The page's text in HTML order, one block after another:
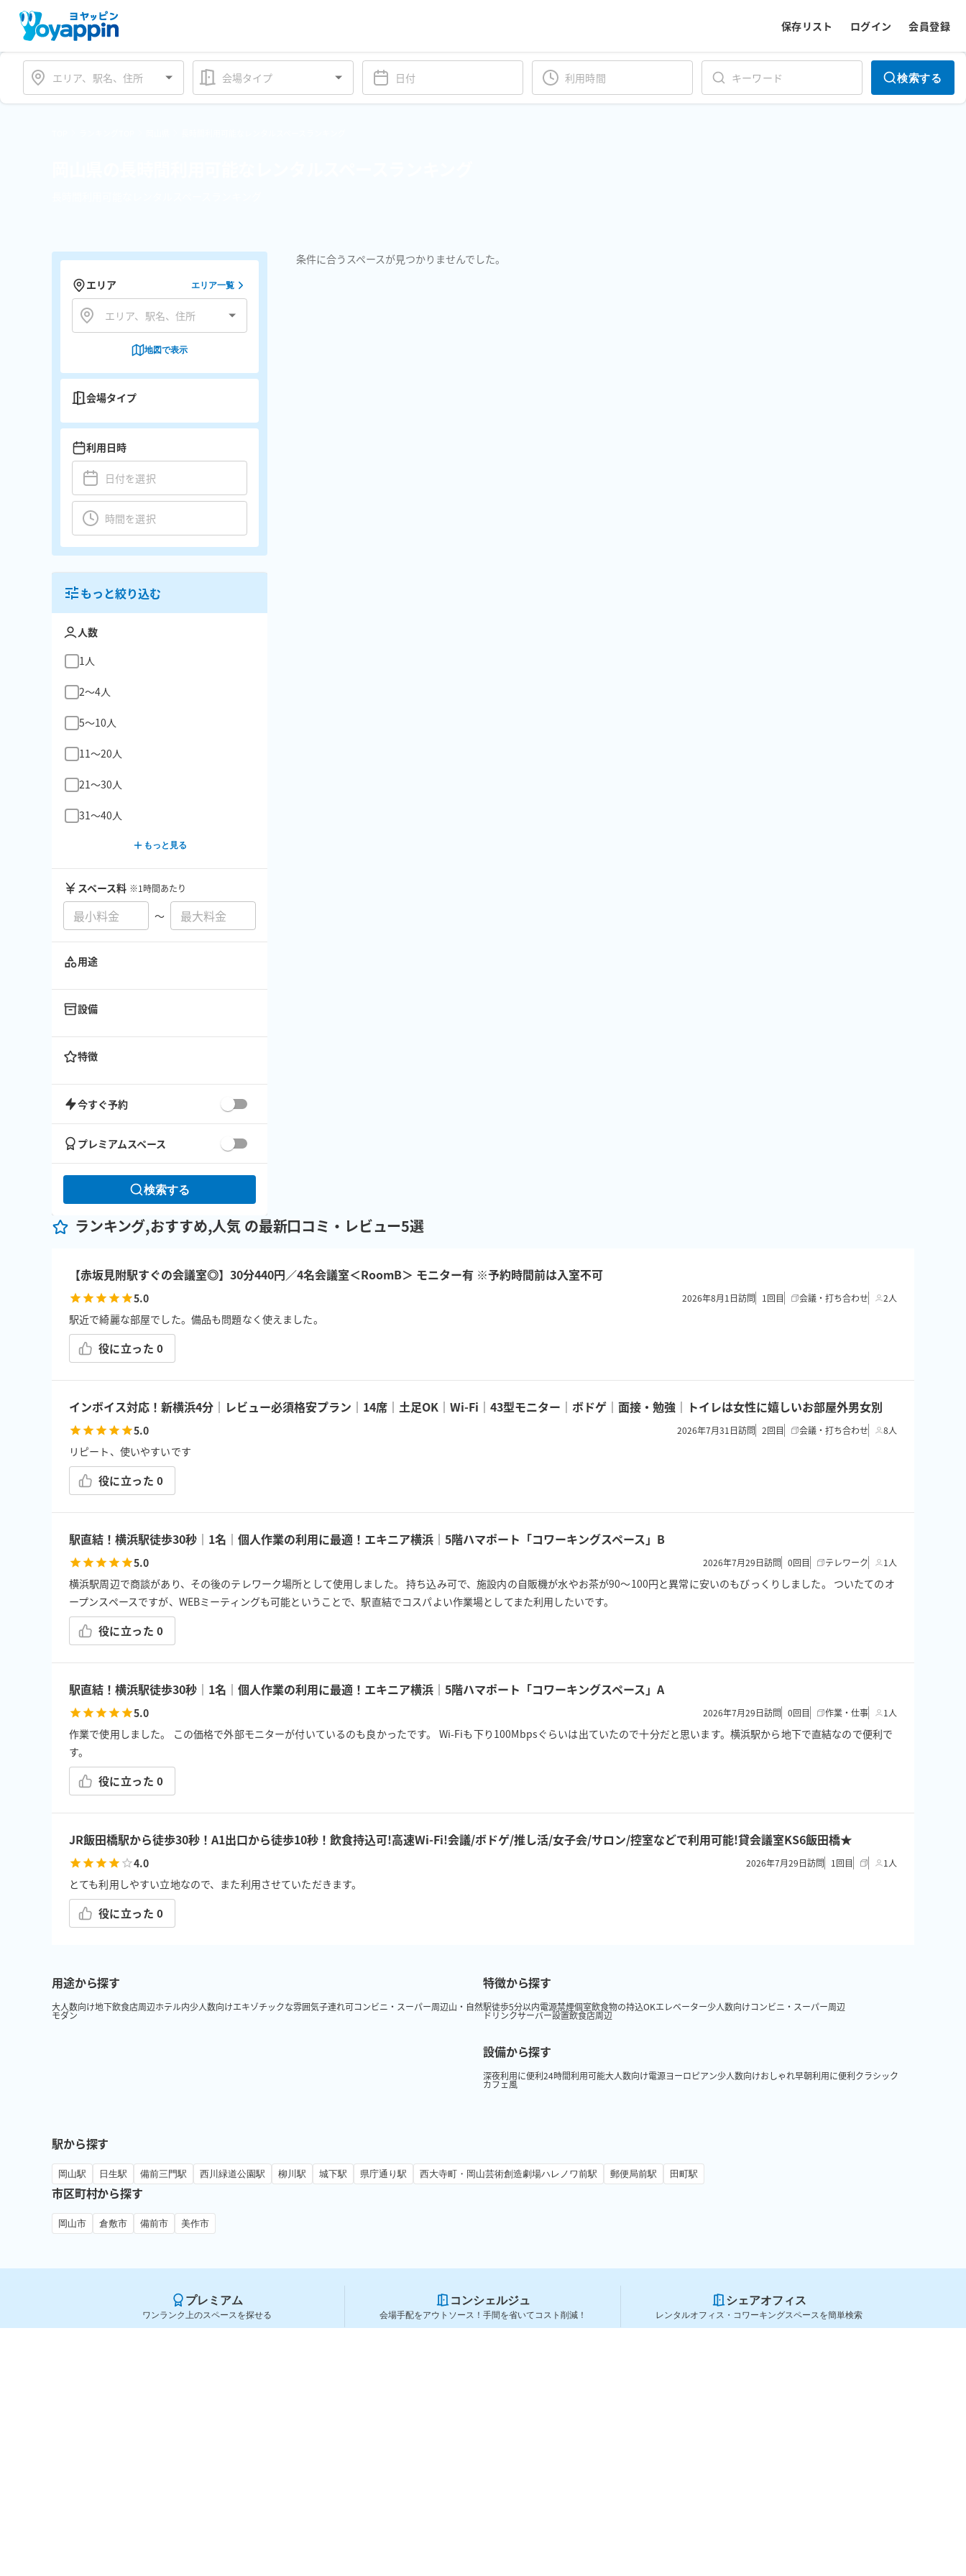
保存リスト ログイン 会員登録
会場タイプ 検索する
条件に合うスペースが見つかりませんでした。
エリア
エリア一覧
地図で表示
会場タイプ
利用日時
もっと絞り込む
人数
1人
2〜4人
5〜10人
11〜20人
21〜30人
31〜40人
もっと見る
スペース料 ※1時間あたり
〜
用途
設備
特徴
今すぐ予約
プレミアムスペース
検索する
ランキング,おすすめ,人気 の最新口コミ・レビュー5選
【赤坂見附駅すぐの会議室◎】30分440円／4名会議室＜RoomB＞ モニター有 ※予約時間前は入室不可
5.0 2026年8月1日訪問 1 回目 会議・打ち合わせ 2人
駅近で綺麗な部屋でした。備品も問題なく使えました。
役に立った 0
インボイス対応！新横浜4分｜レビュー必須格安プラン｜14席｜土足OK｜Wi-Fi｜43型モニター｜ボドゲ｜面接・勉強｜トイレは女性に嬉しいお部屋外男女別
5.0 2026年7月31日訪問 2回目 会議・打ち合わせ 8人
リピート、使いやすいです
役に立った 0
駅直結！横浜駅徒歩30秒｜1名｜個人作業の利用に最適！エキニア横浜｜5階ハマポート「コワーキングスペース」B
5.0 2026年7月29日訪問 0回目 テレワーク 1人
横浜駅周辺で商談があり、その後のテレワーク場所として使用しました。 持ち込み可で、施設内の自販機が水やお茶が90〜100円と異常に安いのもびっくりしました。 ついたてのオ
ープンスペースですが、WEBミーティングも可能ということで、駅直結でコスパよい作業場としてまた利用したいです。
役に立った 0
駅直結！横浜駅徒歩30秒｜1名｜個人作業の利用に最適！エキニア横浜｜5階ハマポート「コワーキングスペース」A
5.0 2026年7月29日訪問 0回目 作業・仕事 1人
作業で使用しました。 この価格で外部モニターが付いているのも良かったです。 Wi-Fiも下り100Mbpsぐらいは出ていたので十分だと思います。横浜駅から地下で直結なので便利で
す。
役に立った 0
JR飯田橋駅から徒歩30秒！A1出口から徒歩10秒！飲食持込可!高速Wi-Fi!会議/ボドゲ/推し活/女子会/サロン/控室などで利用可能!貸会議室KS6飯田橋★
4.0 2026年7月29日訪問 1 回目 1人
とても利用しやすい立地なので、また利用させていただきます。
役に立った 0
用途から探す
大人数向け地下飲食店周辺ホテル内少人数向けエキゾチックな雰囲気子連れ可コンビニ・スーパー周辺山・自然
モダン
特徴から探す
駅徒歩5分以内電源禁煙個室飲食物の持込OKエレベーター少人数向けコンビニ・スーパー周辺
ドリンクサーバー設置飲食店周辺
設備から探す
深夜利用に便利24時間利用可能大人数向け電源ヨーロピアン少人数向けおしゃれ早朝利用に便利クラシック
カフェ風
駅から探す
岡山駅 日生駅 備前三門駅 西川緑道公園駅 柳川駅 城下駅 県庁通り駅 西大寺町・岡山芸術創造劇場ハレノワ前駅 郵便局前駅 田町駅
市区町村から探す
岡山市 倉敷市 備前市 美作市
プレミアム
ワンランク上のスペースを探せる
コンシェルジュ
会場手配をアウトソース！手間を省いてコスト削減！
シェアオフィス
レンタルオフィス・コワーキングスペースを簡単検索